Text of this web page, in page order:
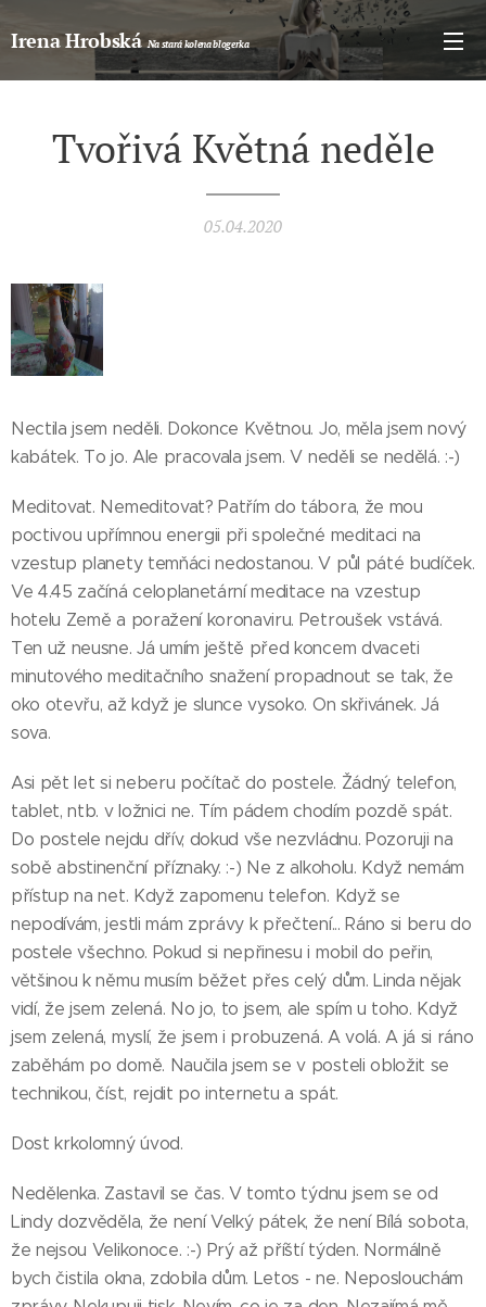
Irena HrobskáNa stará kolena blogerka
Tvořivá Květná neděle
05.04.2020
Nectila jsem neděli. Dokonce Květnou. Jo, měla jsem nový
kabátek. To jo. Ale pracovala jsem. V neděli se nedělá. :-)
Meditovat. Nemeditovat? Patřím do tábora, že mou
poctivou upřímnou energii při společné meditaci na
vzestup planety temňáci nedostanou. V půl páté budíček.
Ve 4.45 začíná celoplanetární meditace na vzestup
hotelu Země a poražení koronaviru. Petroušek vstává.
Ten už neusne. Já umím ještě před koncem dvaceti
minutového meditačního snažení propadnout se tak, že
oko otevřu, až když je slunce vysoko. On skřivánek. Já
sova.
Asi pět let si neberu počítač do postele. Žádný telefon,
tablet, ntb. v ložnici ne. Tím pádem chodím pozdě spát.
Do postele nejdu dřív, dokud vše nezvládnu. Pozoruji na
sobě abstinenční příznaky. :-) Ne z alkoholu. Když nemám
přístup na net. Když zapomenu telefon. Když se
nepodívám, jestli mám zprávy k přečtení... Ráno si beru do
postele všechno. Pokud si nepřinesu i mobil do peřin,
většinou k němu musím běžet přes celý dům. Linda nějak
vidí, že jsem zelená. No jo, to jsem, ale spím u toho. Když
jsem zelená, myslí, že jsem i probuzená. A volá. A já si ráno
zaběhám po domě. Naučila jsem se v posteli obložit se
technikou, číst, rejdit po internetu a spát.
Dost krkolomný úvod.
Nedělenka. Zastavil se čas. V tomto týdnu jsem se od
Lindy dozvěděla, že není Velký pátek, že není Bílá sobota,
že nejsou Velikonoce. :-) Prý až příští týden. Normálně
bych čistila okna, zdobila dům. Letos - ne. Neposlouchám